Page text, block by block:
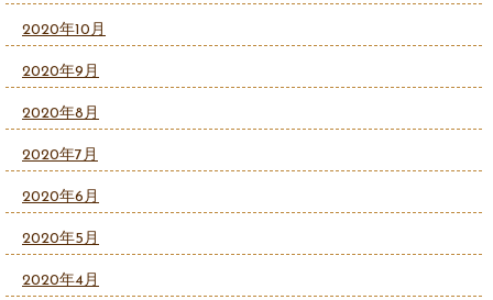
2020年10月
2020年9月
2020年8月
2020年7月
2020年6月
2020年5月
2020年4月